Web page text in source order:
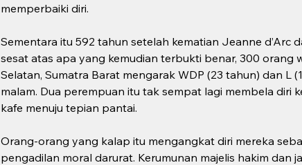
memperbaiki diri.
Sementara itu 592 tahun setelah kematian Jeanne d’Arc
sesat atas apa yang kemudian terbukti benar, 300 orang
Selatan, Sumatra Barat mengarak WDP (23 tahun) dan L
malam. Dua perempuan itu tak sempat lagi membela diri
kafe menuju tepian pantai.
Orang-orang yang kalap itu mengangkat diri mereka
pengadilan moral darurat. Kerumunan majelis hakim dan